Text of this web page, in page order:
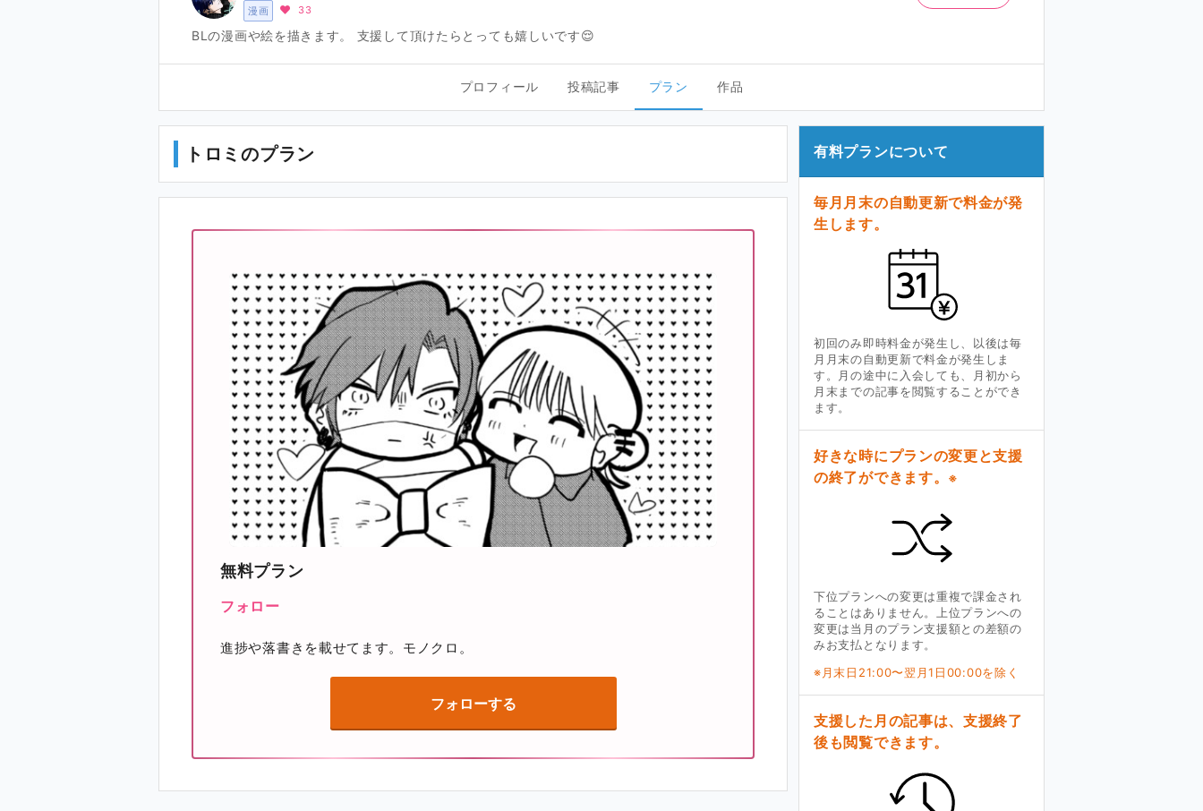
漫画 33
BLの漫画や絵を描きます。 支援して頂けたらとっても嬉しいです😌
プロフィール 投稿記事 プラン 作品
トロミのプラン
無料プラン
フォロー
進捗や落書きを載せてます。モノクロ。
フォローする
有料プランについて
毎月月末の自動更新で料金が発
生します。
初回のみ即時料金が発生し、以後は毎
月月末の自動更新で料金が発生しま
す。月の途中に入会しても、月初から
月末までの記事を閲覧することができ
ます。
好きな時にプランの変更と支援
の終了ができます。
※
下位プランへの変更は重複で課金され
ることはありません。上位プランへの
変更は当月のプラン支援額との差額の
みお支払となります。
※月末日21:00〜翌月1日00:00を除く
支援した月の記事は、支援終了
後も閲覧できます。